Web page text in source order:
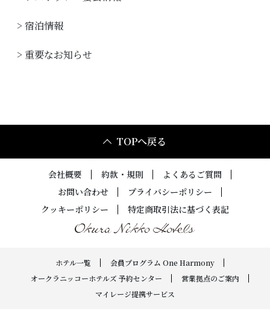
サービス OneHarmony
クッキーポリシー 特定商取引法に基づく表記
> 宿泊情報
> 重要なお知らせ
TOPへ戻る
会社概要 約款・規則
よくあるご質問
お問い合わせ
プライバシーポリシー
クッキーポリシー
特定商取引法に基づく表記
ホテル一覧
会員プログラム One Harmony
オークラニッコーホテルズ 予約センター
営業拠点のご案内
マイレージ提携サービス